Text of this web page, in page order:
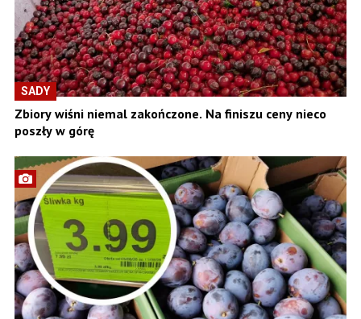
SADY
Zbiory wiśni niemal zakończone. Na finiszu ceny nieco
poszły w górę